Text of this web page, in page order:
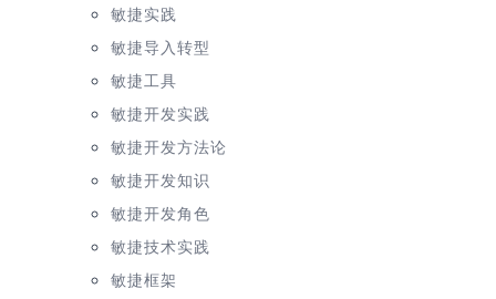
敏捷实践
敏捷导入转型
敏捷工具
敏捷开发实践
敏捷开发方法论
敏捷开发知识
敏捷开发角色
敏捷技术实践
敏捷框架